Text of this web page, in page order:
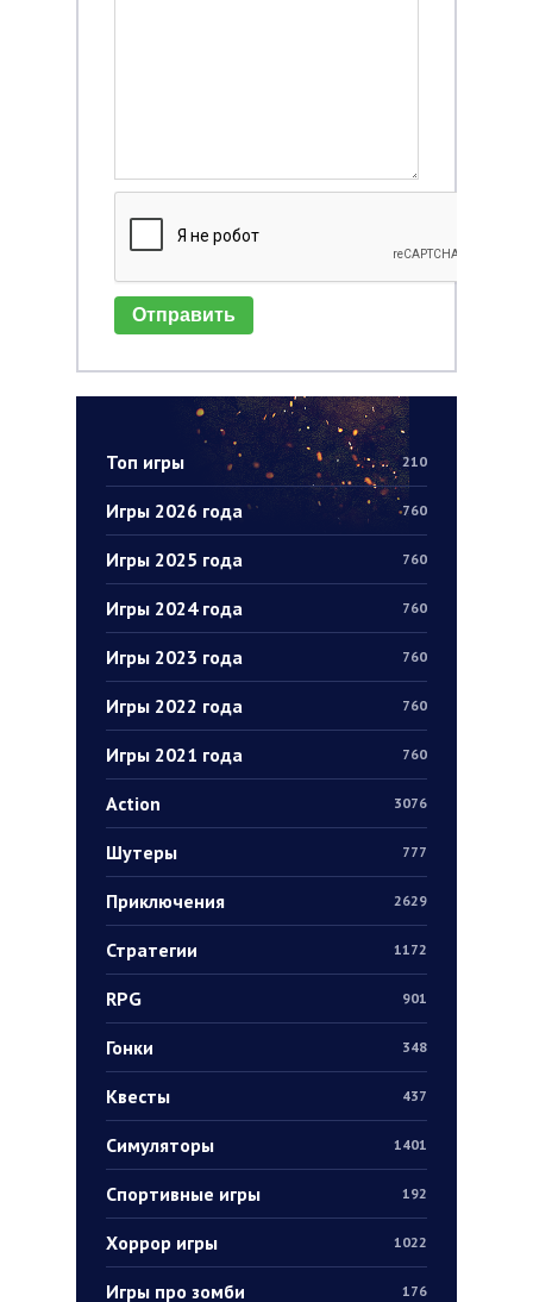
Топ игры 210
Игры 2026 года 760
Игры 2025 года 760
Игры 2024 года 760
Игры 2023 года 760
Игры 2022 года 760
Игры 2021 года 760
Action 3076
Шутеры 777
Приключения 2629
Стратегии 1172
RPG 901
Гонки 348
Квесты 437
Симуляторы 1401
Спортивные игры 192
Хоррор игры 1022
Игры про зомби 176
Отправить